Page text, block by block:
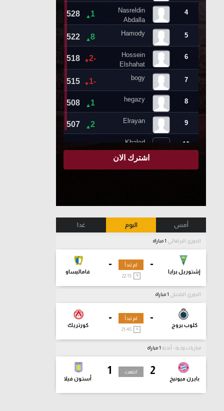
أمس اليوم غدا
الدوري البرتغالي
-
إشتوريل برايا
-
فاماليساو
لم تبدأ
22:15
الدوري البلجيكي
-
كلوب بروج
-
كورتريك
لم تبدأ
مباريات ودية - أندية
2
بايرن ميونيخ
1
أستون فيلا
انتهت